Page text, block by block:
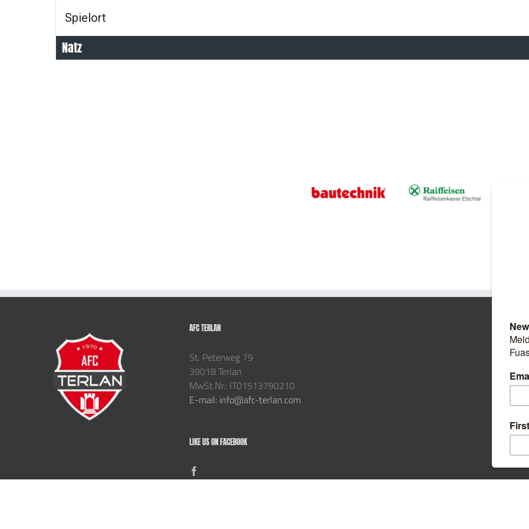
Spielort
Natz
AFC TERLAN
St. Peterweg 79
39018 Terlan
MwSt.Nr.: IT01513790210
E-mail: info@afc-terlan.com
LIKE US ON FACEBOOK